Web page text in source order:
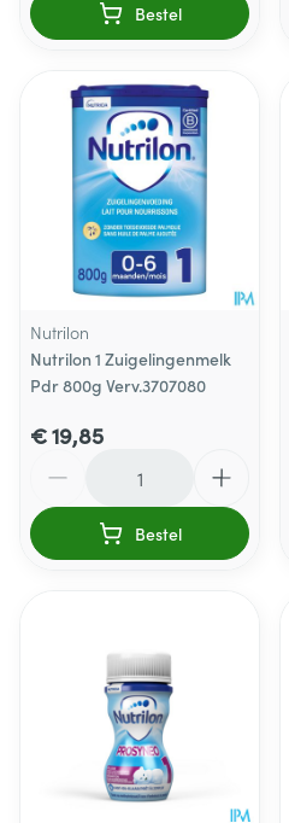
Bestel
Nutrilon
Nutrilon 1 Zuigelingenmelk
Pdr 800g Verv.3707080
€ 19,85
Bestel